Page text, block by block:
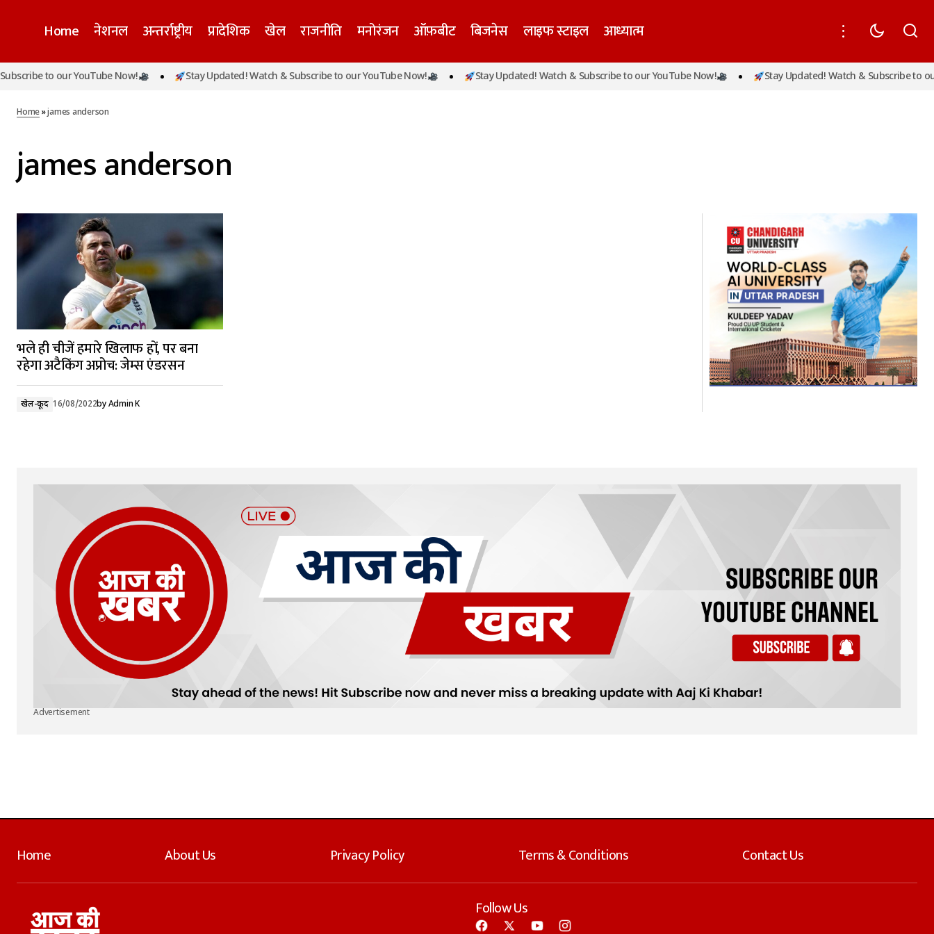
Home नेशनल अन्तर्राष्ट्रीय प्रादेशिक खेल राजनीति मनोरंजन ऑफ़बीट बिजनेस लाइफ स्टाइल आध्यात्म
to our YouTube Now! Stay Updated! Watch & Subscribe to our YouTube Now! Stay Updated! Watch & Subscribe to our YouTube Now! Stay Updated! Watch & Subscribe to our
Home»james anderson
james anderson
भले ही चीजें हमारे खिलाफ हों, पर बना
रहेगा अटैकिंग अप्रोच: जेम्स एंडरसन
खेल-कूद 16/08/2022byAdmin K
Advertisement
Home About Us Privacy Policy Terms & Conditions Contact Us
Follow Us